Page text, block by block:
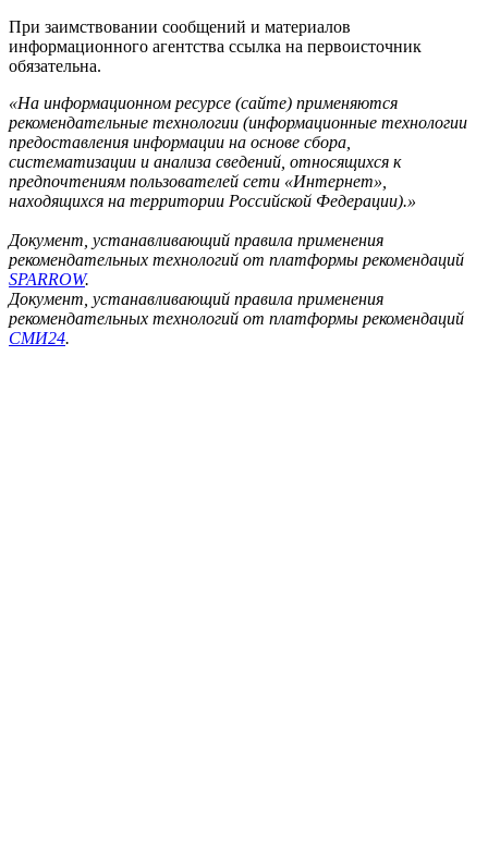
При заимствовании сообщений и материалов
информационного агентства ссылка на первоисточник
обязательна.
«На информационном ресурсе (сайте) применяются
рекомендательные технологии (информационные технологии
предоставления информации на основе сбора,
систематизации и анализа сведений, относящихся к
предпочтениям пользователей сети «Интернет»,
находящихся на территории Российской Федерации).»
Документ, устанавливающий правила применения
рекомендательных технологий от платформы рекомендаций
SPARROW.
Документ, устанавливающий правила применения
рекомендательных технологий от платформы рекомендаций
СМИ24.